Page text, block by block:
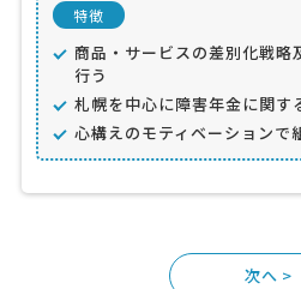
特徴
商品・サービスの差別化戦略
行う
札幌を中心に障害年金に関す
心構えのモティベーションで
>